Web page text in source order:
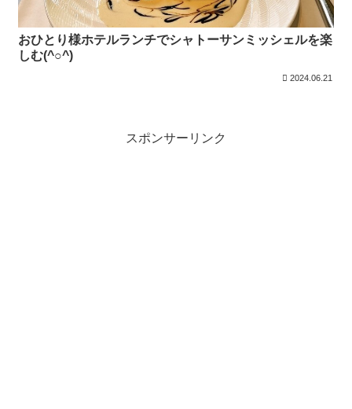
おひとり様ホテルランチでシャトーサンミッシェルを楽
しむ(^○^)
2024.06.21
スポンサーリンク